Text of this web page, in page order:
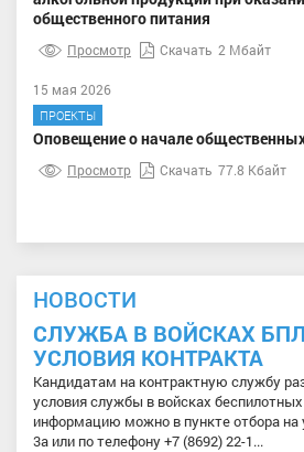
общественного питания
Просмотр Скачать 2 Мбайт
15 мая 2026
ПРОЕКТЫ
Оповещение о начале
Просмотр Скачать 77.8 Кбайт
НОВОСТИ
СЛУЖБА В ВОЙСКАХ
УСЛОВИЯ КОНТРАКТА
Кандидатам на контрактную службу
условия службы в войсках
информацию можно в пункте отбора на
3а или по телефону +7 (8692) 22-1...